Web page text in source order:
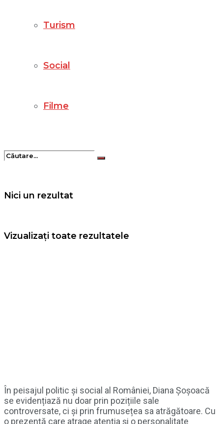
Turism
Social
Filme
Nici un rezultat
Vizualizați toate rezultatele
În peisajul politic și social al României, Diana Șoșoacă
se evidențiază nu doar prin pozițiile sale
controversate, ci și prin frumusețea sa atrăgătoare. Cu
o prezență care atrage atenția și o personalitate